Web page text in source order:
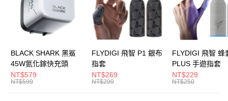
合作金庫商業銀行
第一商業銀行
華南商業銀行
彰化商業銀行
上海商業儲蓄銀行
台北富邦商業銀行
國泰世華商業銀行
兆豐國際商業銀行
台中商業銀行
匯豐（台灣）商業銀行
華泰商業銀行
聯邦商業銀行
元大商業銀行
6 期 0 利率 每期 NT$331 21家銀行
合作金庫商業銀行
第一商業銀行
華南商業銀行
彰化商業銀行
國泰世華商業銀行
兆豐國際商業銀行
臺灣中小企業銀行
匯豐（台灣）商業銀行
聯邦商業銀行
超商取貨付款
街口支付
悠遊付
BLACK SHARK 黑鯊
45W氮化鎵快充頭
NT$579
NT$599
FLYDIGI 飛智 P1 銀布
指套
NT$269
NT$299
FLYDIGI 飛智 蜂
PLUS 手遊指套
NT$229
NT$250